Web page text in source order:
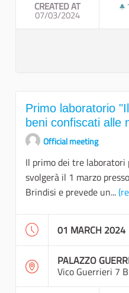
CREATED AT
07/03/2024
Primo laboratorio
beni confiscati alle
Official meeting
Il primo dei tre
svolgerà il 1 marzo
Brindisi e prevede un...
01 MARCH 2024
PALAZZO
Vico Guerrieri 7